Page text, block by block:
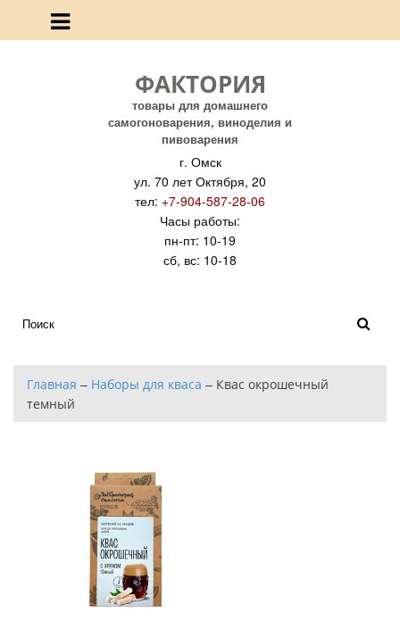
ФАКТОРИЯ
товары для домашнего
самогоноварения, виноделия и
пивоварения
г. Омск
ул. 70 лет Октября, 20
тел: +7-904-587-28-06
Часы работы:
пн-пт: 10-19
сб, вс: 10-18
Главная – Наборы для кваса – Квас окрошечный
темный